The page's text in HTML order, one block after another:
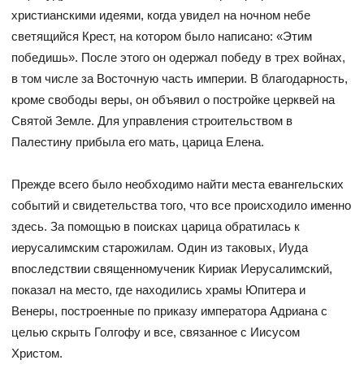
христианскими идеями, когда увидел на ночном небе
светящийся Крест, на котором было написано: «Этим
победишь». После этого он одержал победу в трех войнах,
в том числе за Восточную часть империи. В благодарность,
кроме свободы веры, он объявил о постройке церквей на
Святой Земле. Для управления строительством в
Палестину прибыла его мать, царица Елена.
Прежде всего было необходимо найти места евангельских
событий и свидетельства того, что все происходило именно
здесь. За помощью в поисках царица обратилась к
иерусалимским старожилам. Один из таковых, Иуда
впоследствии священномученик Кириак Иерусалимский,
показал на место, где находились храмы Юпитера и
Венеры, построенные по приказу императора Адриана с
целью скрыть Голгофу и все, связанное с Иисусом
Христом.